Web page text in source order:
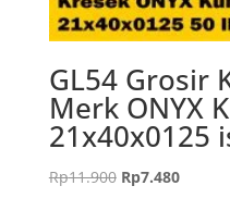
GL54 Grosir
Merk ONYX
21x40x0125
Rp11.900 Harga
Rp7.480Harga